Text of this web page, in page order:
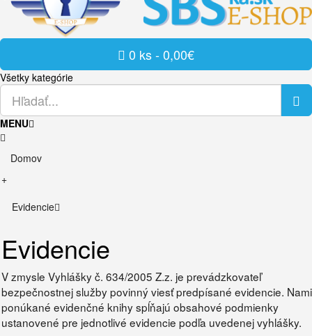
0 ks - 0,00€
Všetky kategórie
MENU
Domov
+
Evidencie
Evidencie
V zmysle Vyhlášky č. 634/2005 Z.z. je prevádzkovateľ
bezpečnostnej služby povinný viesť predpísané evidencie. Nami
ponúkané evidenčné knihy spĺňajú obsahové podmienky
ustanovené pre jednotlivé evidencie podľa uvedenej vyhlášky.